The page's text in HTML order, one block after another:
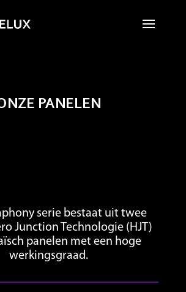
PANELEN
serie bestaat uit twee
Junction Technologie (HJT)
panelen met een hoge
werkingsgraad.